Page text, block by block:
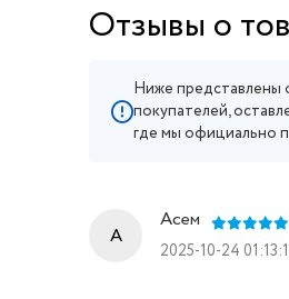
Отзывы о
Ниже представлены
покупателей,
где мы официально
A
Асем
2025-10-24